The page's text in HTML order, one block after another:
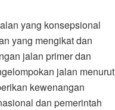
yang konsepsional
yang mengikat dan
jalan primer dan
jalan menurut
kewenangan
dan pemerintah